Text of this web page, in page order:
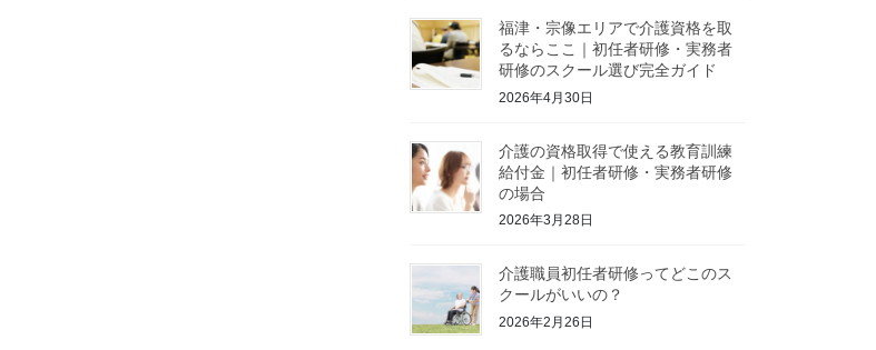
福津・宗像エリアで介護資格を取
るならここ｜初任者研修・実務者
研修のスクール選び完全ガイド
2026年4月30日
介護の資格取得で使える教育訓練
給付金｜初任者研修・実務者研修
の場合
2026年3月28日
介護職員初任者研修ってどこのス
クールがいいの？
2026年2月26日